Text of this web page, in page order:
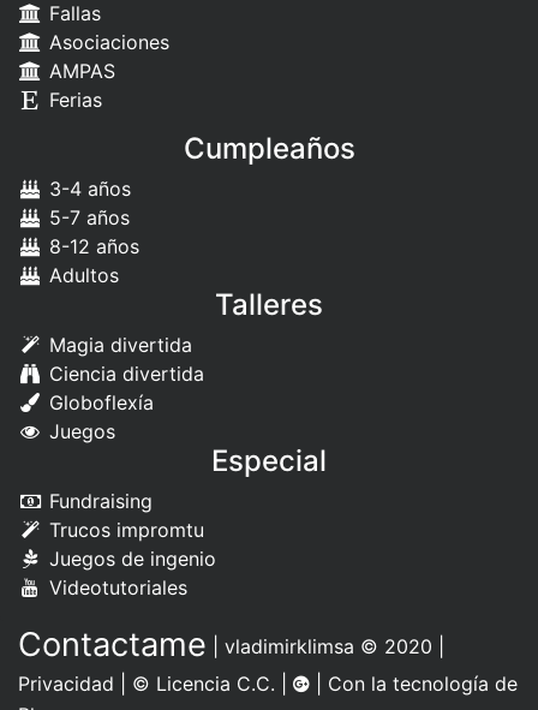
Fallas
Asociaciones
AMPAS
Ferias
Cumpleaños
3-4 años
5-7 años
8-12 años
Adultos
Talleres
Magia divertida
Ciencia divertida
Globoflexía
Juegos
Especial
Fundraising
Trucos impromtu
Juegos de ingenio
Videotutoriales
Contactame vladimirklimsa © 2020 |
Privacidad
© Licencia C.C.
| Con la tecnología de